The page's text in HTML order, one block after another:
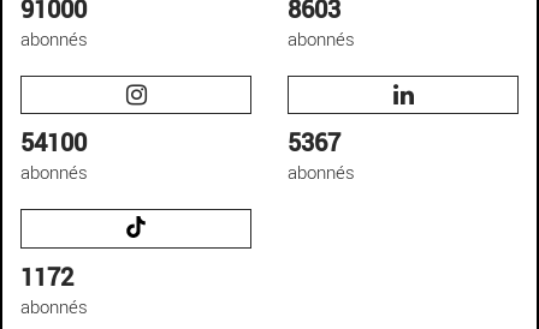
91000
abonnés
8603
abonnés
54100
abonnés
5367
abonnés
1172
abonnés